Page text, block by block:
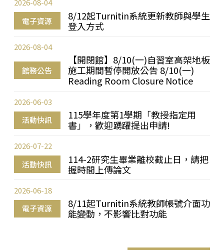
電子資源
8/12起Turnitin系統更新教師與學生
登入方式
2026-08-04
館務公告
【開閉館】8/10(一)自習室高架地板
施工期間暫停開放公告 8/10(一)
Reading Room Closure Notice
2026-08-04
活動快訊
115學年度第1學期「教授指定用
書」，歡迎踴躍提出申請!
2026-06-03
活動快訊
114-2研究生畢業離校截止日，請把
握時間上傳論文
2026-07-22
電子資源
8/11起Turnitin系統教師帳號介面功
能變動，不影響比對功能
2026-06-18